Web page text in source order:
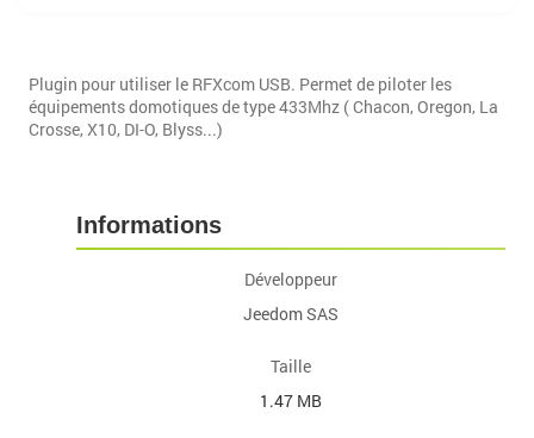
Plugin pour utiliser le RFXcom USB. Permet de piloter les
équipements domotiques de type 433Mhz ( Chacon, Oregon, La
Crosse, X10, DI-O, Blyss...)
Informations
Développeur
Jeedom SAS
Taille
1.47 MB